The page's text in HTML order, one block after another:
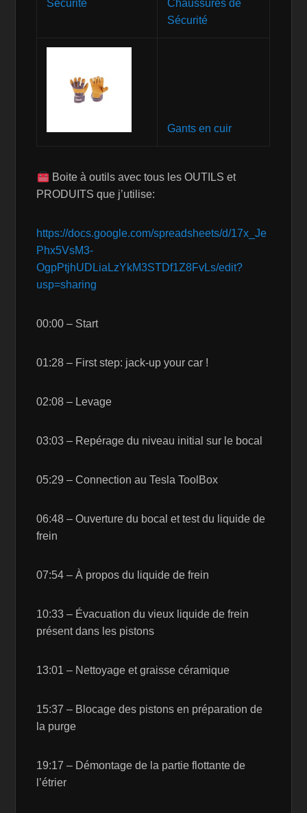
Chaussures de
Sécurité
Gants en cuir
Boite à outils avec tous les OUTILS et
PRODUITS que j’utilise:
https://docs.google.com/spreadsheets/d/17x_Je
Phx5VsM3-
OgpPtjhUDLiaLzYkM3STDf1Z8FvLs/edit?
usp=sharing
00:00 – Start
01:28 – First step: jack-up your car !
02:08 – Levage
03:03 – Repérage du niveau initial sur le bocal
05:29 – Connection au Tesla ToolBox
06:48 – Ouverture du bocal et test du liquide de
frein
07:54 – À propos du liquide de frein
10:33 – Évacuation du vieux liquide de frein
présent dans les pistons
13:01 – Nettoyage et graisse céramique
15:37 – Blocage des pistons en préparation de
la purge
19:17 – Démontage de la partie flottante de
l’étrier